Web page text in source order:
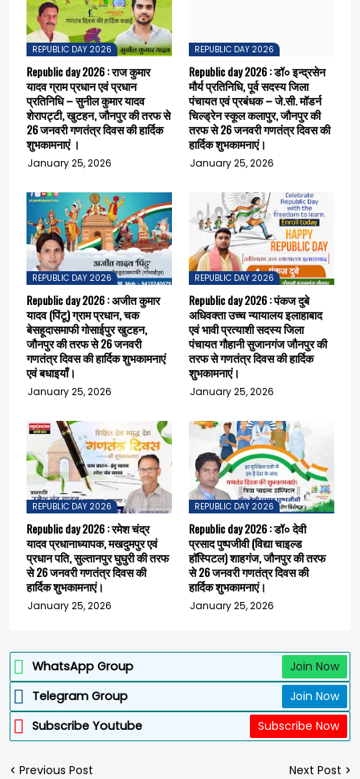
REPUBLIC DAY 2026
Republic day 2026 : राज कुमार
यादव ग्राम प्रधान एवं प्रधान
प्रतिनिधि – सुनील कुमार यादव
शेरापट्टी, खुटहन, जौनपुर की तरफ से
26 जनवरी गणतंत्र दिवस की हार्दिक
शुभकामनाएं ।
January 25, 2026
REPUBLIC DAY 2026
Republic day 2026 : डॉ० इन्द्रसेन
मौर्य प्रतिनिधि, पूर्व सदस्य जिला
पंचायत एवं प्रबंधक – जे.सी. मॉडर्न
चिल्ड्रेन स्कूल कलापुर, जौनपुर की
तरफ से 26 जनवरी गणतंत्र दिवस की
हार्दिक शुभकामनाएं।
January 25, 2026
REPUBLIC DAY 2026
Republic day 2026 : अजीत कुमार
यादव (पिंटू) ग्राम प्रधान, चक
बेसहूदासमाफी गोसाईपुर खुटहन,
जौनपुर की तरफ से 26 जनवरी
गणतंत्र दिवस की हार्दिक शुभकामनाएं
एवं बधाइयाँ।
January 25, 2026
REPUBLIC DAY 2026
Republic day 2026 : पंकज दुबे
अधिवक्ता उच्च न्यायालय इलाहाबाद
एवं भावी प्रत्याशी सदस्य जिला
पंचायत गौहानी सुजानगंज जौनपुर की
तरफ से गणतंत्र दिवस की हार्दिक
शुभकामनाएं।
January 25, 2026
REPUBLIC DAY 2026
Republic day 2026 : रमेश चंद्र
यादव प्रधानाध्यापक, मखदुमपुर एवं
प्रधान पति, सुल्तानपुर घुघुरी की तरफ
से 26 जनवरी गणतंत्र दिवस की
हार्दिक शुभकामनाएं।
January 25, 2026
REPUBLIC DAY 2026
Republic day 2026 : डॉ० देवी
प्रसाद पुष्पजीवी (विद्या चाइल्ड
हॉस्पिटल) शाहगंज, जौनपुर की तरफ
से 26 जनवरी गणतंत्र दिवस की
हार्दिक शुभकामनाएं।
January 25, 2026
WhatsApp Group
Join Now
Telegram Group
Join Now
Subscribe Youtube
Subscribe Now
Previous Post Next Post